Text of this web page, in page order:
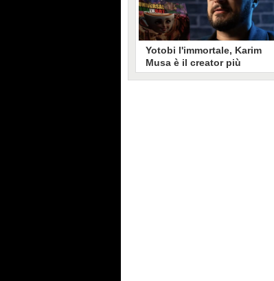
Yotobi l'immortale, Karim
Musa è il creator più
longevo in Italia: il suo